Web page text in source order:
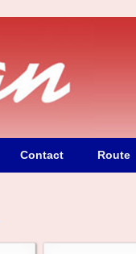
Contact Route